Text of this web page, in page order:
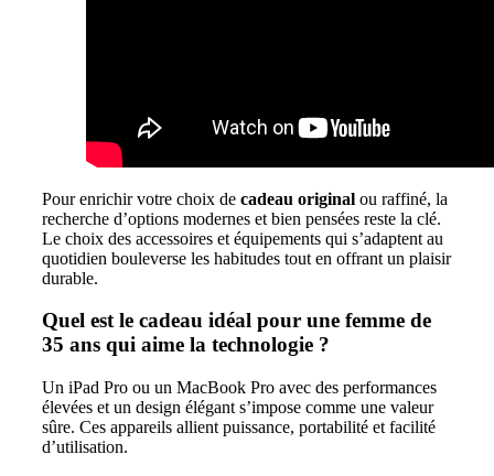
Pour enrichir votre choix de cadeau original ou raffiné, la
recherche d’options modernes et bien pensées reste la clé.
Le choix des accessoires et équipements qui s’adaptent au
quotidien bouleverse les habitudes tout en offrant un plaisir
durable.
Quel est le cadeau idéal pour une femme de
35 ans qui aime la technologie ?
Un iPad Pro ou un MacBook Pro avec des performances
élevées et un design élégant s’impose comme une valeur
sûre. Ces appareils allient puissance, portabilité et facilité
d’utilisation.